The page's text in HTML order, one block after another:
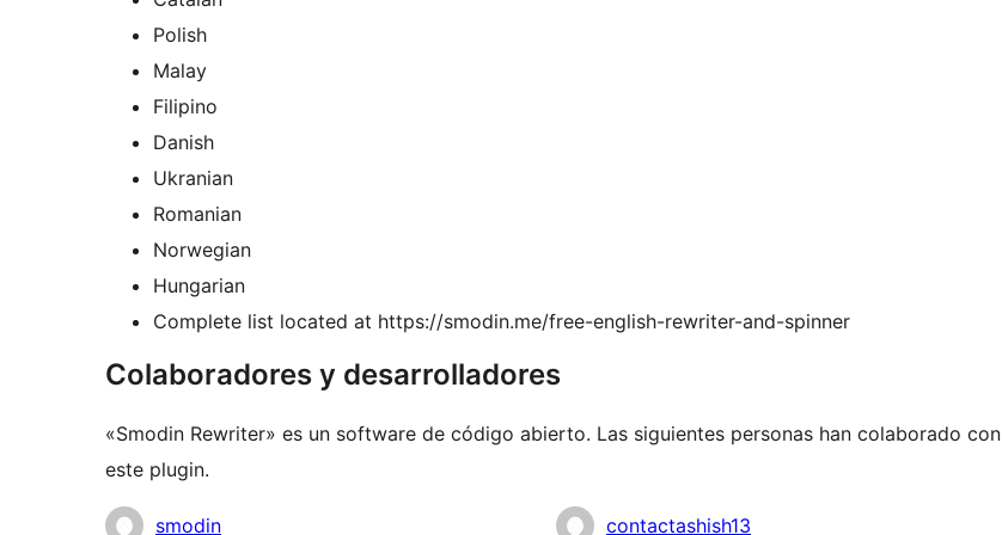
Polish
Malay
Filipino
Danish
Ukranian
Romanian
Norwegian
Hungarian
Complete list located at https://smodin.me/free-english-rewriter-and-spinner
Colaboradores y desarrolladores
«Smodin Rewriter» es un software de código abierto. Las siguientes personas han colaborado con
este plugin.
Colaboradores
smodin contactashish13